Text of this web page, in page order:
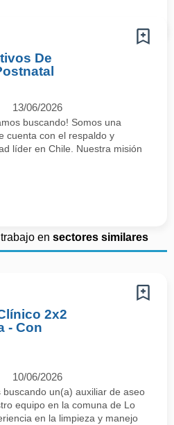
De
13/06/2026
buscando! Somos una
cuenta con el respaldo y
líder en Chile. Nuestra misión
en sectores similares
2x2
- Con
10/06/2026
buscando un(a) auxiliar de aseo
equipo en la comuna de Lo
en la limpieza y manejo